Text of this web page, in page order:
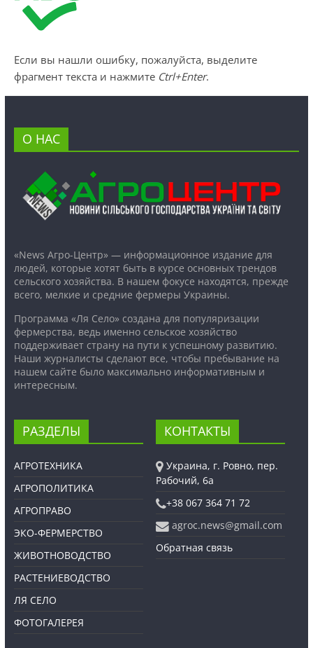
Если вы нашли ошибку, пожалуйста, выделите
фрагмент текста и нажмите Ctrl+Enter.
О НАС
«News Агро-Центр» — информационное издание для
людей, которые хотят быть в курсе основных трендов
сельского хозяйства. В нашем фокусе находятся, прежде
всего, мелкие и средние фермеры Украины.
Программа «Ля Село» создана для популяризации
фермерства, ведь именно сельское хозяйство
поддерживает страну на пути к успешному развитию.
Наши журналисты сделают все, чтобы пребывание на
нашем сайте было максимально информативным и
интересным.
РАЗДЕЛЫ
АГРОТЕХНИКА
АГРОПОЛИТИКА
АГРОПРАВО
ЭКО-ФЕРМЕРСТВО
ЖИВОТНОВОДСТВО
РАСТЕНИЕВОДСТВО
ЛЯ СЕЛО
ФОТОГАЛЕРЕЯ
КОНТАКТЫ
Украина, г. Ровно, пер.
Рабочий, 6а
+38 067 364 71 72
agroc.news@gmail.com
Обратная связь